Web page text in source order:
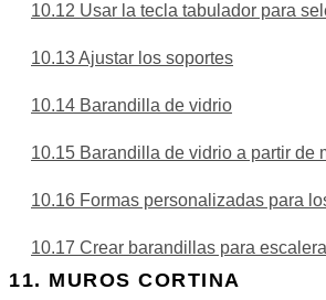
10.12 Usar la tecla tabulador para
10.13 Ajustar los soportes
10.14 Barandilla de vidrio
10.15 Barandilla de vidrio a partir de
10.16 Formas personalizadas para
10.17 Crear barandillas para
11. MUROS CORTINA